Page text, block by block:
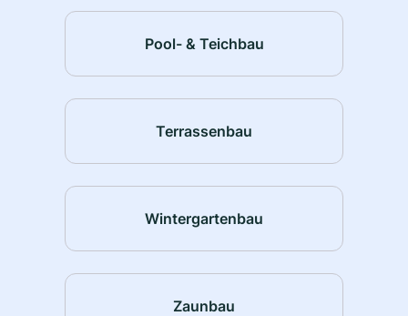
Pool- & Teichbau
Terrassenbau
Wintergartenbau
Zaunbau